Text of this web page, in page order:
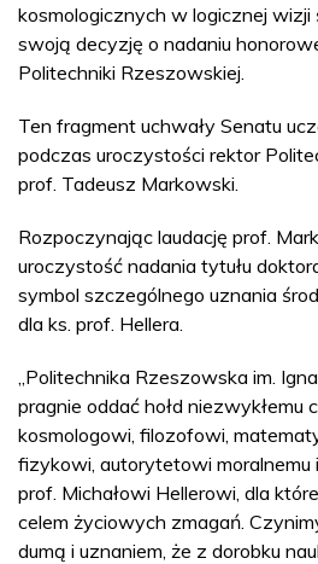
kosmologicznych w logicznej wizji
swoją decyzję o nadaniu
Politechniki Rzeszowskiej.
Ten fragment uchwały Senatu
podczas uroczystości rektor
prof. Tadeusz Markowski.
Rozpoczynając laudację prof.
uroczystość nadania tytułu
symbol szczególnego uznania
dla ks. prof. Hellera.
„Politechnika Rzeszowska im.
pragnie oddać hołd niezwykłemu
kosmologowi, filozofowi,
fizykowi, autorytetowi moralnemu
prof. Michałowi Hellerowi, dla
celem życiowych zmagań.
dumą i uznaniem, że z dorobku